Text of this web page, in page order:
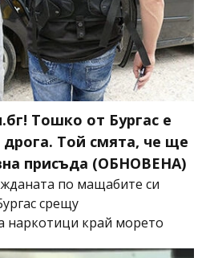
Тошко от Бургас е
дрога. Той смята, че ще
присъда (ОБНОВЕНА)
по мащабите си
срещу
наркотици край морето